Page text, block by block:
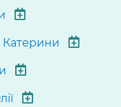
Катерини